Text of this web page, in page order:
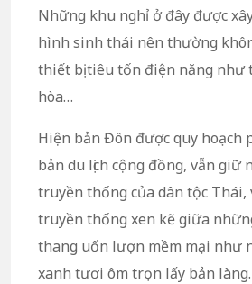
Những khu nghỉ ở đây được
hình sinh thái nên thường
thiết bị tiêu tốn điện năng như
hòa…
Hiện bản Đôn được quy hoạch
bản du lịch cộng đồng, vẫn giữ
truyền thống của dân tộc Thái,
truyền thống xen kẽ giữa
thang uốn lượn mềm mại như
xanh tươi ôm trọn lấy bản